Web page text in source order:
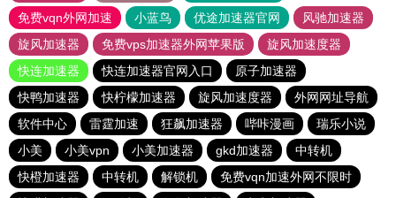
免费vqn外网加速
小蓝鸟 优途加速器官网
风驰加速器
旋风加速器
免费vps加速器外网苹果版
旋风加速度器
快连加速器
快连加速器官网入口
原子加速器
快鸭加速器
快柠檬加速器 旋风加速度器
外网网址导航
软件中心
雷霆加速 狂飙加速器 哔咔漫画
瑞乐小说
小美
小美vpn 小美加速器 gkd加速器
中转机
快橙加速器
中转机 解锁机
免费vqn加速外网不限时